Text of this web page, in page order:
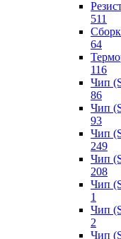
511
64
116
Чип
86
Чип
93
Чип
249
Чип
208
Чип
1
Чип
2
Чип